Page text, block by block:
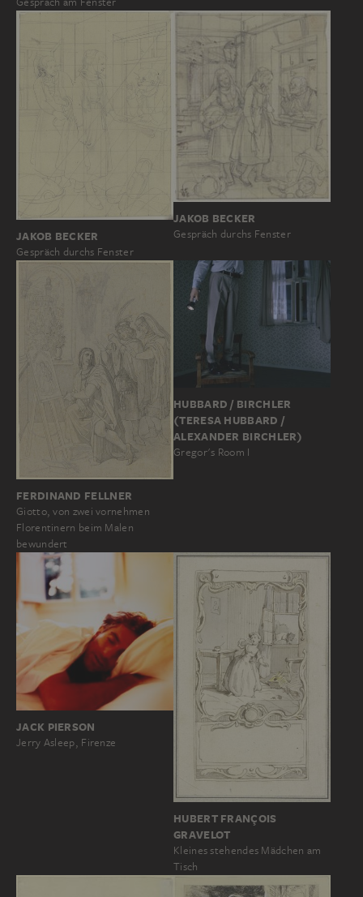
JAKOB BECKER
Gespräch durchs Fenster
JAKOB BECKER
Gespräch durchs Fenster
FERDINAND FELLNER
Giotto, von zwei vornehmen
Florentinern beim Malen
bewundert
HUBBARD / BIRCHLER
(TERESA HUBBARD /
ALEXANDER BIRCHLER)
Gregor's Room I
JACK PIERSON
Jerry Asleep, Firenze
HUBERT FRANÇOIS
GRAVELOT
Kleines stehendes Mädchen am
Tisch